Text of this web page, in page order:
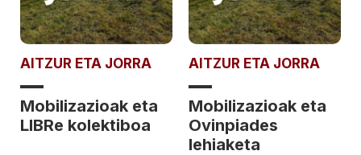
AITZUR ETA JORRA
Mobilizazioak eta
LIBRe kolektiboa
AITZUR ETA JORRA
Mobilizazioak eta
Ovinpiades
lehiaketa